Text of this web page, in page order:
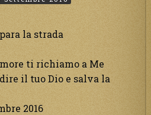
la strada
ti richiamo a Me
il tuo Dio e salva la
2016